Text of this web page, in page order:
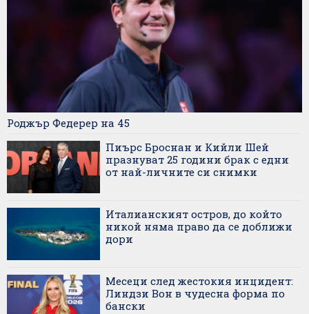
Роджър Федерер на 45
Пиърс Броснан и Кийли Шей
празнуват 25 години брак с едни
от най-личните си снимки
Италианският остров, до който
никой няма право да се доближи
дори
Месеци след жестокия инцидент:
Линдзи Вон в чудесна форма по
бански